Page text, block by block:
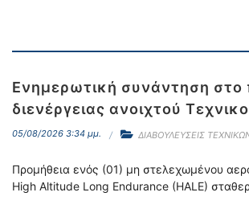
Ενημερωτική συνάντηση στο
διενέργειας ανοιχτού
05/08/2026 3:34 μμ. ΔΙΑΒΟΥΛΕΥΣΕΙΣ
Προμήθεια ενός (01) μη στελεχωμένου
High Altitude Long Endurance (HALE)